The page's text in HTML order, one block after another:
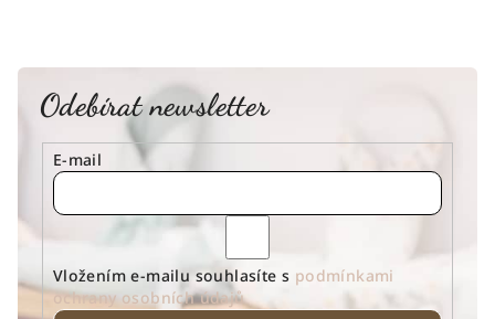
Odebírat newsletter
E-mail
Vložením e-mailu souhlasíte s podmínkami
ochrany osobních údajů